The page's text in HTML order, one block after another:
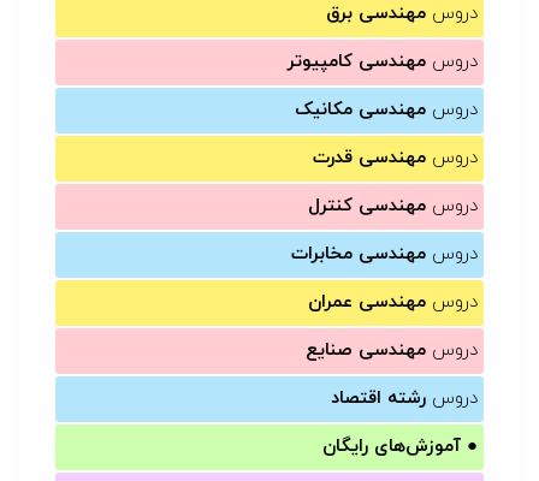
دروس مهندسی برق
دروس مهندسی کامپیوتر
دروس مهندسی مکانیک
دروس مهندسی قدرت
دروس مهندسی کنترل
دروس مهندسی مخابرات
دروس مهندسی عمران
دروس مهندسی صنایع
دروس رشته اقتصاد
● آموزش‌های رایگان